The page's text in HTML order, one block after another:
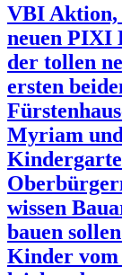
VBI Aktion,
neuen PIXI
der tollen
ersten
Myriam
wissen
bauen
Kinder vom